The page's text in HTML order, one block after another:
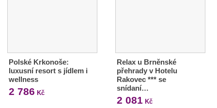
Polské Krkonoše:
luxusní resort s jídlem i
wellness
2 786 Kč
Relax u Brněnské
přehrady v Hotelu
Rakovec *** se
snídaní…
2 081 Kč